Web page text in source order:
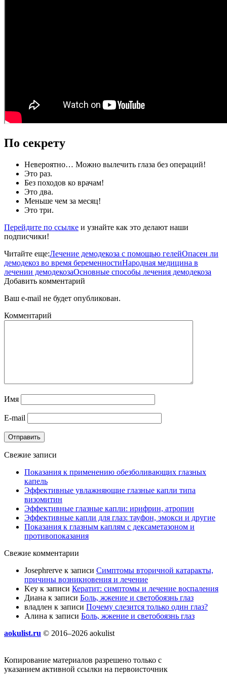
По секрету
Невероятно… Можно вылечить глаза без операций!
Это раз.
Без походов ко врачам!
Это два.
Меньше чем за месяц!
Это три.
Перейдите по ссылке и узнайте как это делают наши
подписчики!
Читайте еще:Лечение демодекоза с помощью гелейОпасен ли
демодекоз во время беременностиНародная медицина в
лечении демодекозаОсновные способы лечения демодекоза
Добавить комментарий
Ваш e-mail не будет опубликован.
Комментарий
Имя
E-mail
Отправить
Свежие записи
Показания к применению обезболивающих глазных
капель
Эффективные увлажняющие глазные капли типа
визомитин
Эффективные глазные капли: ирифрин, атропин
Эффективные капли для глаз: тауфон, эмокси и другие
Показания к глазным каплям с дексаметазоном и
противопоказания
Свежие комментарии
Josephrerve к записи Симптомы вторичной катаракты,
причины возникновения и лечение
Key к записи Кератит: симптомы и лечение воспаления
Диана к записи Боль, жжение и светобоязнь глаз
владлен к записи Почему слезится только один глаз?
Алина к записи Боль, жжение и светобоязнь глаз
aokulist.ru © 2016–2026 aokulist
Копирование материалов разрешено только с
указанием активной ссылки на первоисточник